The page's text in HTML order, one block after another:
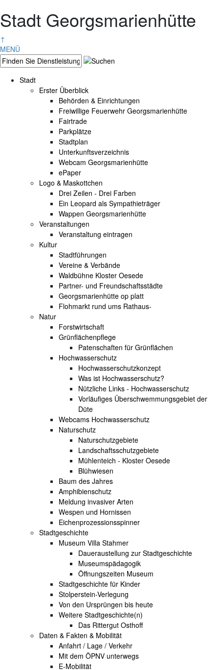
Stadt Georgsmarienhütte
↑
MENÜ
Stadt
Erster Überblick
Behörden & Einrichtungen
Freiwillige Feuerwehr Georgsmarienhütte
Fairtrade
Parkplätze
Stadtplan
Unterkunftsverzeichnis
Webcam Georgsmarienhütte
ePaper
Logo & Maskottchen
Drei Zeilen - Drei Farben
Ein Leopard als Sympathieträger
Wappen Georgsmarienhütte
Veranstaltungen
Veranstaltung eintragen
Kultur
Stadtführungen
Vereine & Verbände
Waldbühne Kloster Oesede
Partner- und Freundschaftsstädte
Georgsmarienhütte op platt
Flohmarkt rund ums Rathaus-
Natur
Forstwirtschaft
Grünflächenpflege
Patenschaften für Grünflächen
Hochwasserschutz
Hochwasserschutzkonzept
Was ist Hochwasserschutz?
Nützliche Links - Hochwasserschutz
Vorläufiges Überschwemmungsgebiet der
Düte
Webcams Hochwasserschutz
Naturschutz
Naturschutzgebiete
Landschaftsschutzgebiete
Mühlenteich - Kloster Oesede
Blühwiesen
Baum des Jahres
Amphibienschutz
Meldung invasiver Arten
Wespen und Hornissen
Eichenprozessionsspinner
Stadtgeschichte
Museum Villa Stahmer
Daueraustellung zur Stadtgeschichte
Museumspädagogik
Öffnungszeiten Museum
Stadtgeschichte für Kinder
Stolperstein-Verlegung
Von den Ursprüngen bis heute
Weitere Stadtgeschichte(n)
Das Rittergut Osthoff
Daten & Fakten & Mobilität
Anfahrt / Lage / Verkehr
Mit dem ÖPNV unterwegs
E-Mobilität